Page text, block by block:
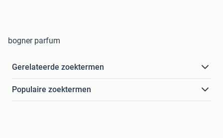
bogner parfum
Gerelateerde zoektermen
Populaire zoektermen